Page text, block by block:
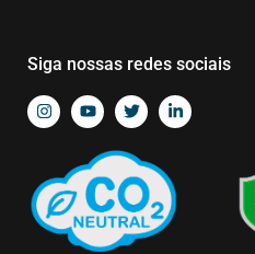
Siga nossas redes sociais